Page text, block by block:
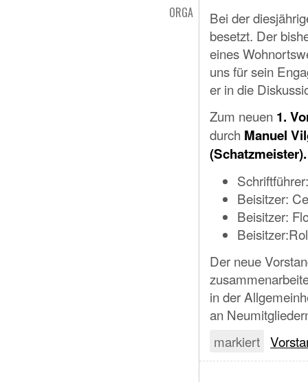
ORGA
Bei der
besetzt. Der
eines
uns für sein
er in die
Zum neuen 1.
durch Manuel
(Schatzmeister).
Beisitzer:
Beisitzer:
Der neue
in der
an
markiert